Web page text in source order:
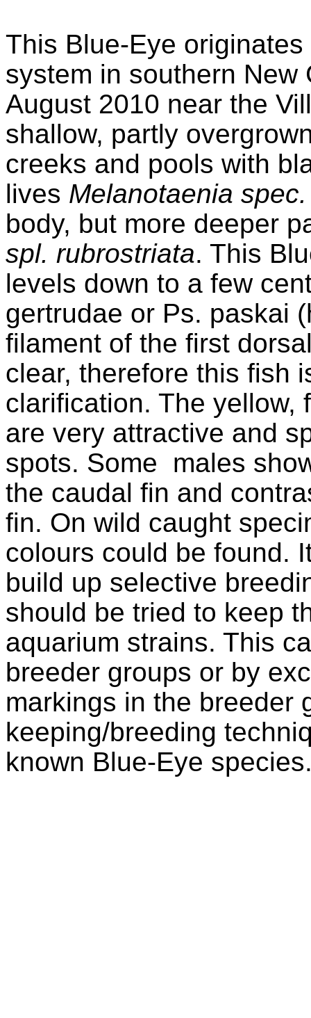
This Blue-Eye
system in southern New
August 2010 near the
shallow, partly
creeks and pools with
lives Melanotaenia spec.
body, but more deeper
spl. rubrostriata. This
levels down to a few
gertrudae or Ps. paskai
filament of the first
clear, therefore this fish
clarification. The yellow,
are very attractive and
spots. Some males
the caudal fin and
fin. On wild caught
colours could be found.
build up selective
should be tried to keep
aquarium strains. This
breeder groups or by
markings in the breeder
keeping/breeding
known Blue-Eye